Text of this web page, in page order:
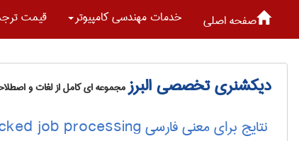
صفحه اصلی خدمات مهندسی كامپيوتر قیمت
دیکشنری تخصصی البرزمجموعه ای کامل از لغات و
نتایج برای معنی فارسی stacked job processing